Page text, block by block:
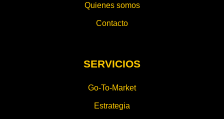
Quienes somos
Contacto
SERVICIOS
Go-To-Market
Estrategia